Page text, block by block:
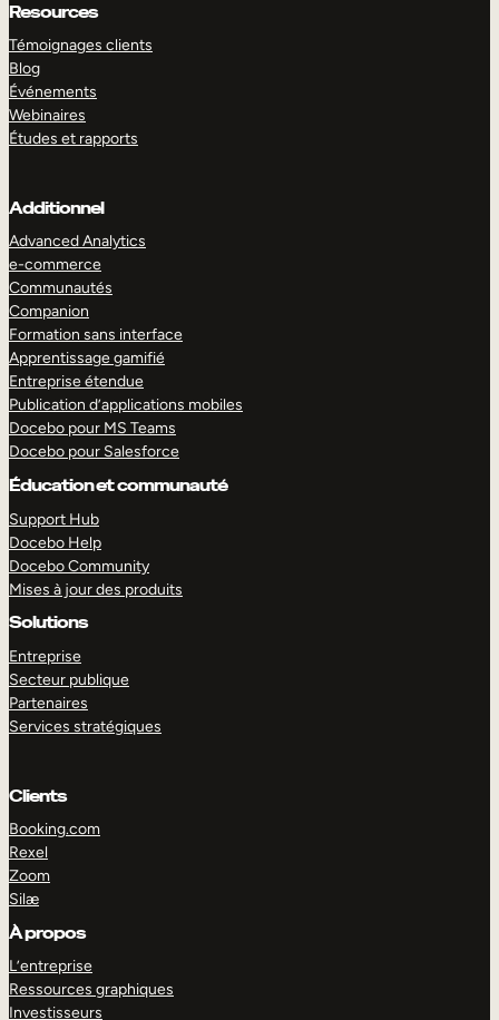
Resources
Témoignages clients
Blog
Événements
Webinaires
Études et rapports
Additionnel
Advanced Analytics
e-commerce
Communautés
Companion
Formation sans interface
Apprentissage gamifié
Entreprise étendue
Publication d’applications mobiles
Docebo pour MS Teams
Docebo pour Salesforce
Éducation et communauté
Support Hub
Docebo Help
Docebo Community
Mises à jour des produits
Solutions
Entreprise
Secteur publique
Partenaires
Services stratégiques
Clients
Booking.com
Rexel
Zoom
Silæ
À propos
L’entreprise
Ressources graphiques
Investisseurs